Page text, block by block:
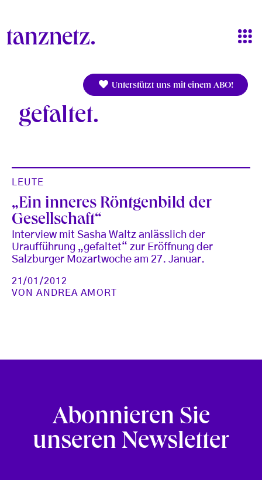
Unterstützt uns mit einem ABO!
gefaltet
LEUTE
„Ein inneres Röntgenbild der
Gesellschaft“
Interview mit Sasha Waltz anlässlich der
Uraufführung „gefaltet“ zur Eröffnung der
Salzburger Mozartwoche am 27. Januar.
21/01/2012
VONANDREA AMORT
Abonnieren Sie
unseren Newsletter